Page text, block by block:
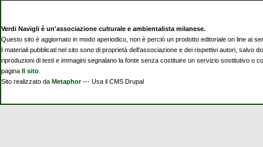
Verdi Navigli è un'associazione culturale e ambientalista milanese.
Questo sito è aggiornato in modo aperiodico, non è perciò un prodotto editoriale on line ai
I materiali pubblicati nel sito sono di proprietà dell'associazione e dei rispettivi autori,
riproduzioni di testi e immagini segnalano la fonte senza costituire un servizio sostitutivo o
pagina
Il sito
Sito realizzato da Metaphor--- Usa il CMS Drupal